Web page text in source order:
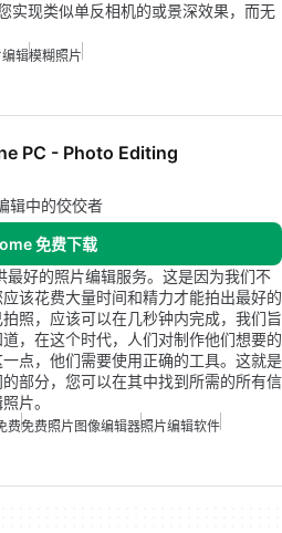
实现类似单反相机的或景深效果，而无
辑模糊照片
PC - Photo Editing
辑中的佼佼者
免费下载
好的照片编辑服务。这是因为我们不
该花费大量时间和精力才能拍出最好的
照，应该可以在几秒钟内完成，我们旨
，在这个时代，人们对制作他们想要的
点，他们需要使用正确的工具。这就是
部分，您可以在其中找到所需的所有信
片。
费免费照片图像编辑器照片编辑软件